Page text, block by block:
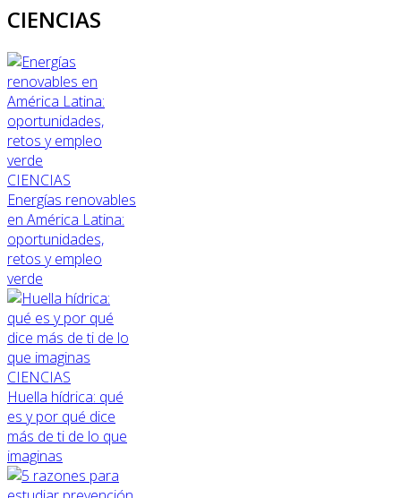
CIENCIAS
CIENCIAS
Energías renovables
en América Latina:
oportunidades,
retos y empleo
verde
CIENCIAS
Huella hídrica: qué
es y por qué dice
más de ti de lo que
imaginas